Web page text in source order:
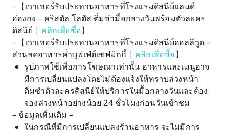
- 【เวาเชอร์รับประทานอาหารที่โรงแรมดิสนีย์แลนด์
ฮ่องกง – คริสตัล โลตัส ติ่มซำมื้อกลางวันพร้อมตัวละคร
ดิสนีย์ | คลิกเพื่อซื้อ】
- 【เวาเชอร์รับประทานอาหารที่โรงแรมดิสนีย์ฮอลลีวูด –
ส่วนลดอาหารค่ำบุฟเฟ่ต์เชฟมิกกี้ | คลิกเพื่อซื้อ】
รูปภาพใช้เพื่อการโฆษณาเท่านั้น อาหารและเมนูอาจ
มีการเปลี่ยนแปลงโดยไม่ต้องแจ้งให้ทราบล่วงหน้า
ติ่มซำตัวละครดิสนีย์ให้บริการในมื้อกลางวันและต้อง
จองล่วงหน้าอย่างน้อย 24 ชั่วโมงก่อนวันเข้าชม
– ข้อมูลเพิ่มเติม –
ในกรณีที่มีการเปลี่ยนแปลงร้านอาหาร จะไม่มีการ